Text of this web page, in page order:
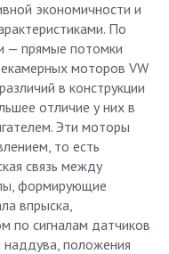
экономичности и
По
— прямые потомки
моторов VW
в конструкции
отличие у них в
Эти моторы
то есть
связь между
формирующие
впрыска,
по сигналам датчиков
положения